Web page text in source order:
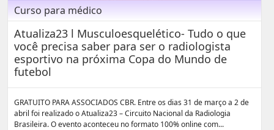
Curso para médico
Atualiza23 l Musculoesquelético- Tudo o que
você precisa saber para ser o radiologista
esportivo na próxima Copa do Mundo de
futebol
GRATUITO PARA ASSOCIADOS CBR. Entre os dias 31 de março a 2 de
abril foi realizado o Atualiza23 – Circuito Nacional da Radiologia
Brasileira. O evento aconteceu no formato 100% online com...